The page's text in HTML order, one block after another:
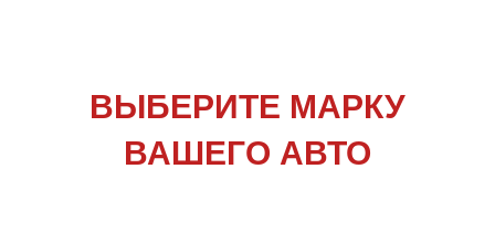
ВЫБЕРИТЕ МАРКУ
ВАШЕГО АВТО